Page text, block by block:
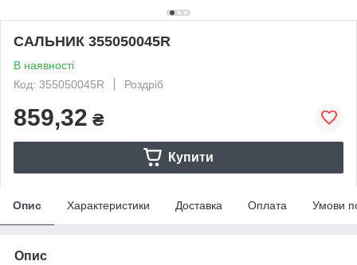
САЛЬНИК 355050045R
В наявності
Код: 355050045R
Роздріб
859,32 ₴
Купити
Опис Характеристики Доставка Оплата Умови
Опис